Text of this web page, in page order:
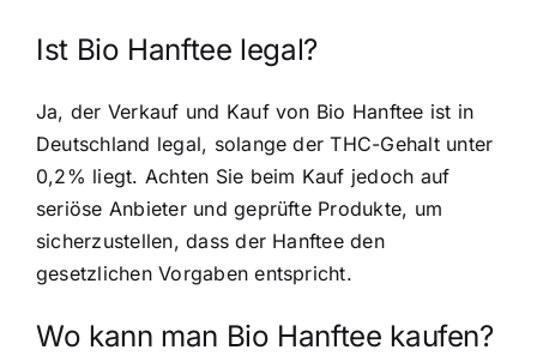
Ist Bio Hanftee legal?
Ja, der Verkauf und Kauf von Bio Hanftee ist in
Deutschland legal, solange der THC-Gehalt unter
0,2% liegt. Achten Sie beim Kauf jedoch auf
seriöse Anbieter und geprüfte Produkte, um
sicherzustellen, dass der Hanftee den
gesetzlichen Vorgaben entspricht.
Wo kann man Bio Hanftee kaufen?